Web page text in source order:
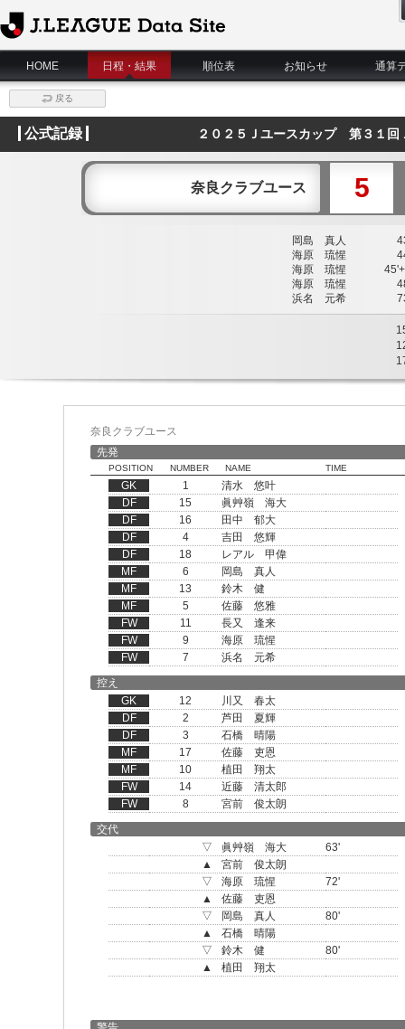
J.League Data Site
HOME
日程・結果 順位表 お知らせ 通算
戻る
公式記録 ２０２５Ｊユースカップ 第３１回
奈良クラブユース 5
岡島 真人
海原 琉惺
海原 琉惺
海原 琉惺
浜名 元希
奈良クラブユース
先発
POSITION NUMBER NAME TIME
GK 1
清水 悠叶
DF
15
眞艸嶺 海大
DF
16
田中 郁大
DF
4
吉田 悠輝
DF
18
レアル 甲偉
MF
6
岡島 真人
MF
13
鈴木 健
MF
5
佐藤 悠雅
FW
11
長又 逢来
FW
9
海原 琉惺
FW
7
浜名 元希
控え
GK
12
川又 春太
DF
2
芦田 夏輝
DF
3
石橋 晴陽
MF
17
佐藤 吏恩
MF
10
植田 翔太
FW
14
近藤 清太郎
FW
8
宮前 俊太朗
交代
▽
眞艸嶺 海大
63'
▲
宮前 俊太朗
▽
海原 琉惺
72'
▲
佐藤 吏恩
▽
岡島 真人
80'
▲
石橋 晴陽
▽
鈴木 健
80'
▲
植田 翔太